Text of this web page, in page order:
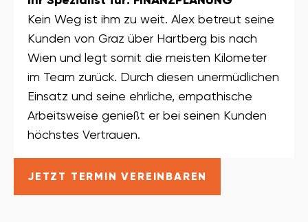
Kein Weg ist ihm zu weit. Alex betreut seine
Kunden von Graz über Hartberg bis nach
Wien und legt somit die meisten Kilometer
im Team zurück. Durch diesen unermüdlichen
Einsatz und seine ehrliche, empathische
Arbeitsweise genießt er bei seinen Kunden
höchstes Vertrauen.
JETZT TERMIN VEREINBAREN